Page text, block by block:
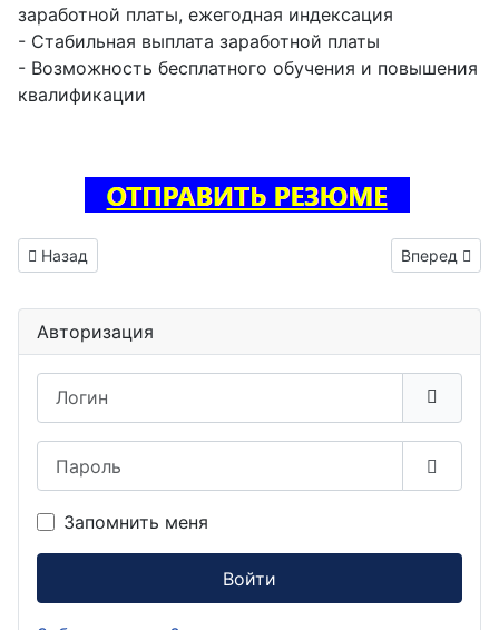
заработной платы, ежегодная индексация
- Стабильная выплата заработной платы
- Возможность бесплатного обучения и повышения
квалификации
Предыдущий: Тестировщик ПО вакансия Нальчик
Назад Следующий:
Вперед
Авторизация
Запомнить меня
Войти